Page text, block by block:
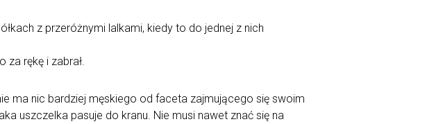
z przeróżnymi lalkami, kiedy to do jednej z nich
rękę i zabrał.
ma nic bardziej męskiego od faceta zajmującego się swoim
uszczelka pasuje do kranu. Nie musi nawet znać się na